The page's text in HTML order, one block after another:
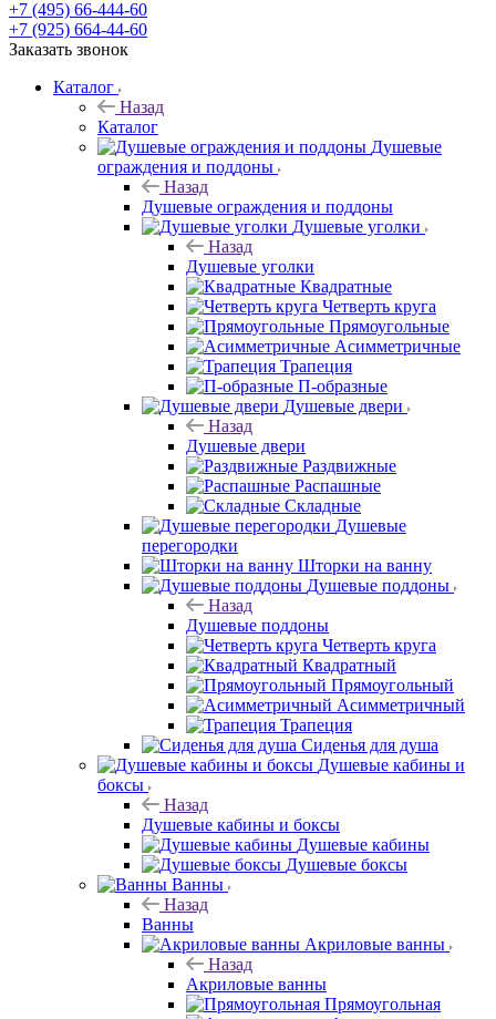
+7 (495) 66-444-60
+7 (925) 664-44-60
Заказать звонок
Каталог
Назад
Каталог
Душевые
ограждения и поддоны
Назад
Душевые ограждения и поддоны
Душевые уголки
Назад
Душевые уголки
Квадратные
Четверть круга
Прямоугольные
Асимметричные
Трапеция
П-образные
Душевые двери
Назад
Душевые двери
Раздвижные
Распашные
Складные
Душевые
перегородки
Шторки на ванну
Душевые поддоны
Назад
Душевые поддоны
Четверть круга
Квадратный
Прямоугольный
Асимметричный
Трапеция
Сиденья для душа
Душевые кабины и
боксы
Назад
Душевые кабины и боксы
Душевые кабины
Душевые боксы
Ванны
Назад
Ванны
Акриловые ванны
Назад
Акриловые ванны
Прямоугольная